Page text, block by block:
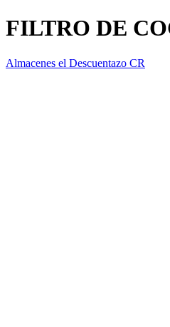
FILTRO DE
Almacenes el Descuentazo CR